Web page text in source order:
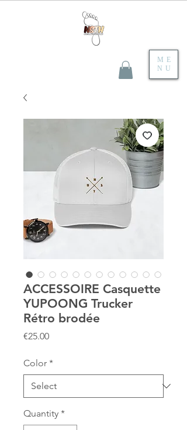
ME
NU
ACCESSOIRE Casquette
YUPOONG Trucker
Rétro brodée
€25.00Price
Color *
Quantity *